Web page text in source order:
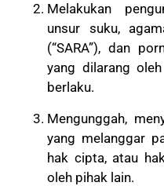
Melakukan
unsur suku,
(“SARA”), dan
yang dilarang
berlaku.
Mengunggah,
yang melanggar
hak cipta, atau
oleh pihak lain.